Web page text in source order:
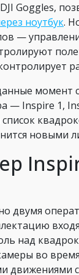
Goggles,
ноутбук.
—
момент
— Inspire 1,
новыми
двумя
над
во
движениями